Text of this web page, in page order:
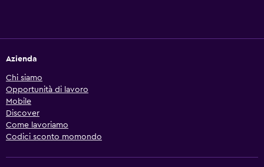
Azienda
Chi siamo
Opportunità di lavoro
Mobile
Discover
Come lavoriamo
Codici sconto momondo